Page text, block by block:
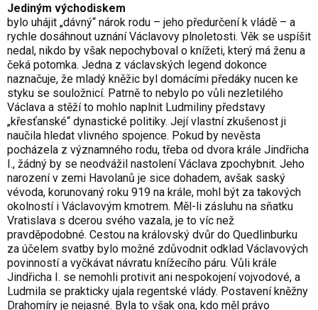
Jediným východiskem
bylo uhájit „dávný“ nárok rodu – jeho předurčení k vládě – a
rychle dosáhnout uznání Václavovy plnoletosti. Věk se uspíšit
nedal, nikdo by však nepochyboval o knížeti, který má ženu a
čeká potomka. Jedna z václavských legend dokonce
naznačuje, že mladý kněžic byl domácími předáky nucen ke
styku se souložnicí. Patrně to nebylo po vůli nezletilého
Václava a stěží to mohlo naplnit Ludmiliny představy
„křesťanské“ dynastické politiky. Její vlastní zkušenost ji
naučila hledat vlivného spojence. Pokud by nevěsta
pocházela z významného rodu, třeba od dvora krále Jindřicha
I., žádný by se neodvážil nastolení Václava zpochybnit. Jeho
narození v zemi Havolanů je sice dohadem, avšak saský
vévoda, korunovaný roku 919 na krále, mohl být za takových
okolností i Václavovým kmotrem. Měl-li zásluhu na sňatku
Vratislava s dcerou svého vazala, je to víc než
pravděpodobné. Cestou na královský dvůr do Quedlinburku
za účelem svatby bylo možné zdůvodnit odklad Václavových
povinností a vyčkávat návratu knížecího páru. Vůli krále
Jindřicha I. se nemohli protivit ani nespokojení vojvodové, a
Ludmila se prakticky ujala regentské vlády. Postavení kněžny
Drahomíry je nejasné. Byla to však ona, kdo měl právo